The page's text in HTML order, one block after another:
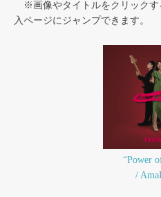
※画像やタイトルをクリックす
入ページにジャンプできます。
“Power
/